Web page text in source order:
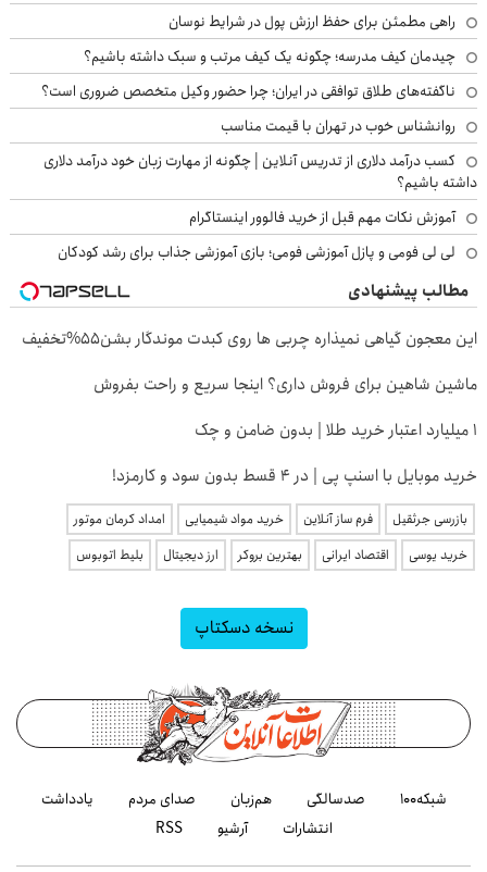
راهی مطمئن برای حفظ ارزش پول در شرایط نوسان
چیدمان کیف مدرسه؛ چگونه یک کیف مرتب و سبک داشته باشیم؟
ناگفته‌های طلاق توافقی در ایران؛ چرا حضور وکیل متخصص ضروری است؟
روانشناس خوب در تهران با قیمت مناسب
کسب درآمد دلاری از تدریس آنلاین | چگونه از مهارت زبان خود درآمد دلاری
داشته باشیم؟
آموزش نکات مهم قبل از خرید فالوور اینستاگرام
لی لی فومی و پازل آموزشی فومی؛ بازی آموزشی جذاب برای رشد کودکان
مطالب پیشنهادی
این معجون گیاهی نمیذاره چربی ها روی کبدت موندگار بشن55%تخفیف
ماشین شاهین برای فروش داری؟ اینجا سریع و راحت بفروش
۱ میلیارد اعتبار خرید طلا | بدون ضامن و چک
خرید موبایل با اسنپ پی | در ۴ قسط بدون سود و کارمزد!
بازرسی جرثقیل فرم ساز آنلاین خرید مواد شیمیایی
امداد کرمان موتور
خرید یوسی
اقتصاد ایرانی بهترین بروکر ارز دیجیتال بلیط اتوبوس
نسخه دسکتاپ
شبکه۱۰۰ صدسالگی هم‌زبان صدای مردم
یادداشت
انتشارات
آرشیو RSS